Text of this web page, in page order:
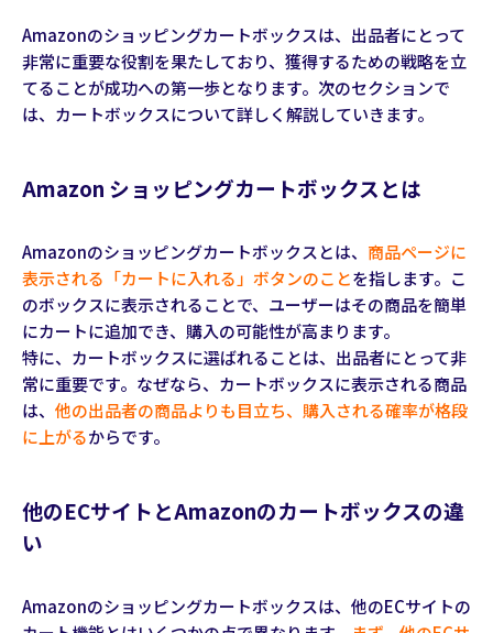
Amazonのショッピングカートボックスは、出品者にとって
非常に重要な役割を果たしており、獲得するための戦略を立
てることが成功への第一歩となります。次のセクションで
は、カートボックスについて詳しく解説していきます。
Amazon ショッピングカートボックスとは
Amazonのショッピングカートボックスとは、 商品ページに
表示される「カートに入れる」ボタンのことを指します。こ
のボックスに表示されることで、ユーザーはその商品を簡単
にカートに追加でき、購入の可能性が高まります。
特に、カートボックスに選ばれることは、出品者にとって非
常に重要です。なぜなら、カートボックスに表示される商品
は、 他の出品者の商品よりも目立ち、購入される確率が格段
に上がるからです。
他のECサイトとAmazonのカートボックスの違
い
Amazonのショッピングカートボックスは、他のECサイトの